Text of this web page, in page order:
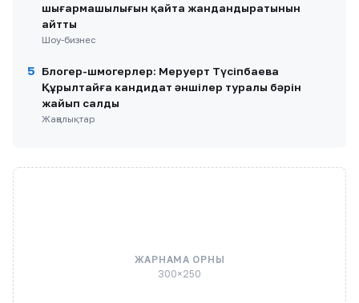
шығармашылығын қайта жандандыратынын
айтты
Шоу-бизнес
5
Блогер-шмогерлер: Меруерт Түсіпбаева
Құрылтайға кандидат әншілер туралы бәрін
жайып салды
Жаңалықтар
ЖАРНАМА ОРНЫ
300×250